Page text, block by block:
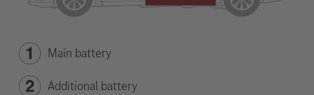
Main battery
Additional battery